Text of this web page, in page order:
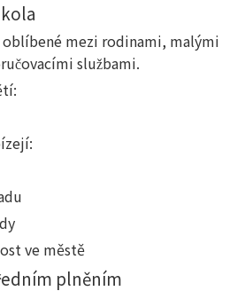
mezi rodinami, malými
službami.
ve městě
plněním